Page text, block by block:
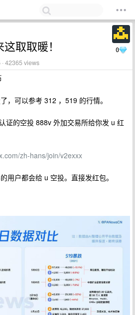
0
取取暖！
42365 views
，可以参考 312 ，519 的行情。
证的空投 888v 外加交易所给你发 u 红
zh-hans/join/v2exxx
用户都会给 u 空投。直接发红包。